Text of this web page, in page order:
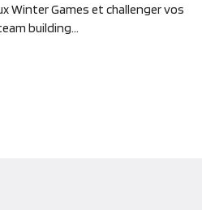
Winter Games et challenger vos
building...